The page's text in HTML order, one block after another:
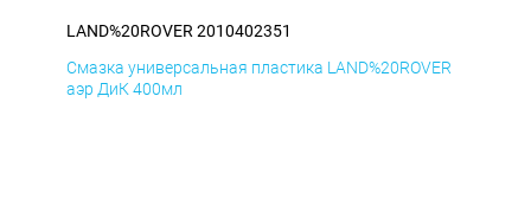
LAND%20ROVER 2010402351
Смазка универсальная пластика LAND%20ROVER
аэр ДиК 400мл